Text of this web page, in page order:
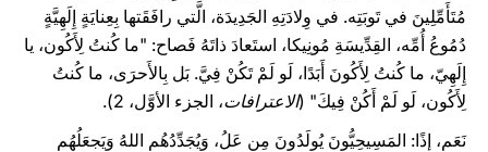
مُتَأَمِّلِينَ في تَوبَتِه. في وِلادَتِهِ الجَدِيدَة، الَّتي رافَقَتها بِعِنايَةٍ إِلَهِيَّةٍ
دُمُوعُ أُمِّه، القِدِّيسَةِ مُونِيكا، استَعادَ ذاتَهُ فَصاح: "ما كُنتُ لِأَكُون، يا
إِلَهِيّ، ما كُنتُ لِأَكُونَ أَبَدًا، لَو لَمْ تَكُنْ فِيَّ. بَل بِالأَحرَى، ما كُنتُ
لِأَكُون، لَو لَمْ أَكُنْ فِيكَ" (الاعترافات، الجزء الأوَّل، 2).
نَعَم، إذًا: المَسِيحِيُّونَ يُولَدُونَ مِن عَلُ، وَيُجَدِّدُهُم اللهُ وَيَجعَلُهُم